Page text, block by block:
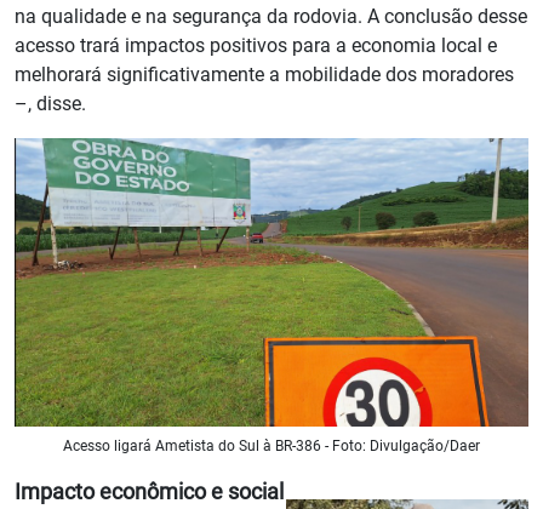
na qualidade e na segurança da rodovia. A conclusão desse
acesso trará impactos positivos para a economia local e
melhorará significativamente a mobilidade dos moradores
–, disse.
Acesso ligará Ametista do Sul à BR-386 - Foto: Divulgação/Daer
Impacto econômico e social